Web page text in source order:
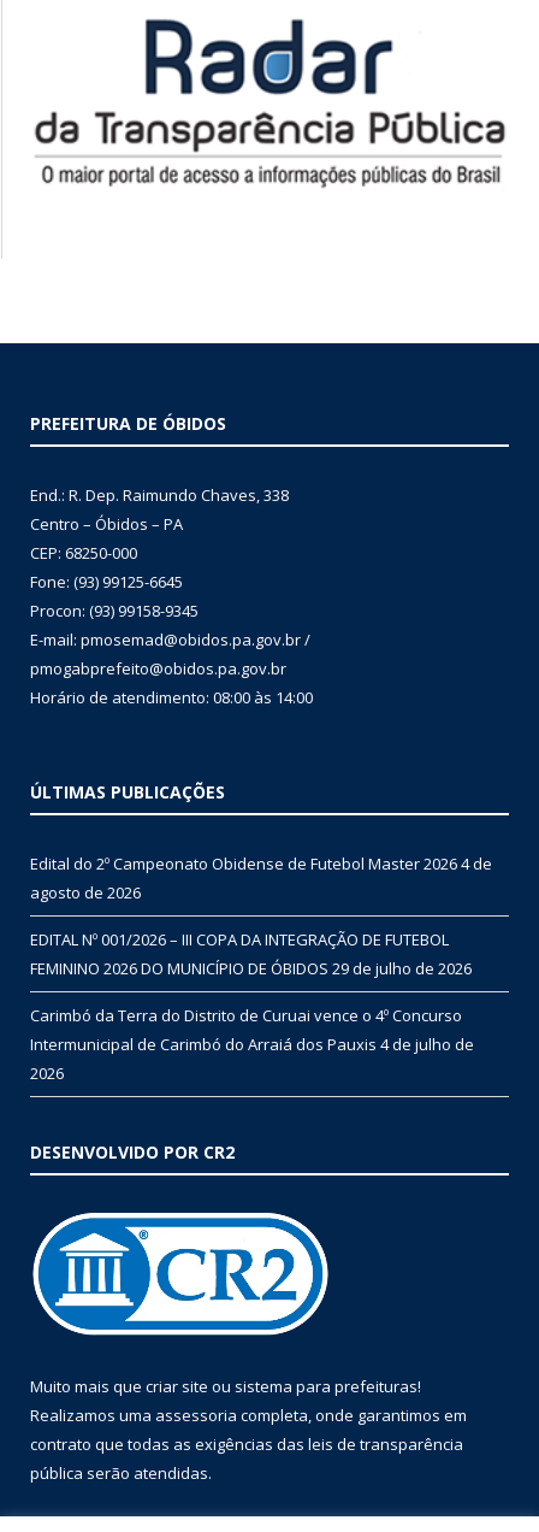
PREFEITURA DE ÓBIDOS
End.: R. Dep. Raimundo Chaves, 338
Centro – Óbidos – PA
CEP: 68250-000
Fone: (93) 99125-6645
Procon: (93) 99158-9345
E-mail: pmosemad@obidos.pa.gov.br /
pmogabprefeito@obidos.pa.gov.br
Horário de atendimento: 08:00 às 14:00
ÚLTIMAS PUBLICAÇÕES
Edital do 2º Campeonato Obidense de Futebol Master 20264 de
agosto de 2026
EDITAL Nº 001/2026 – III COPA DA INTEGRAÇÃO DE FUTEBOL
FEMININO 2026 DO MUNICÍPIO DE ÓBIDOS 29 de julho de 2026
Carimbó da Terra do Distrito de Curuai vence o 4º Concurso
Intermunicipal de Carimbó do Arraiá dos Pauxis 4 de julho de
2026
DESENVOLVIDO POR CR2
Muito mais que criar site ou sistema para prefeituras!
Realizamos uma assessoria completa, onde garantimos em
contrato que todas as exigências das leis de transparência
pública serão atendidas.